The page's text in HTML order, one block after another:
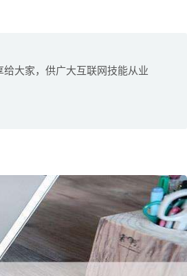
大家，供广大互联网技能从业